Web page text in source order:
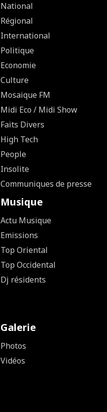
National
Régional
International
Politique
Economie
Culture
Mosaique FM
Midi Eco / Midi Show
Faits Divers
High Tech
People
Insolite
Communiques de presse
Musique
Actu Musique
Emissions
Top Oriental
Top Occidental
Dj résidents
Galerie
Photos
Vidéos